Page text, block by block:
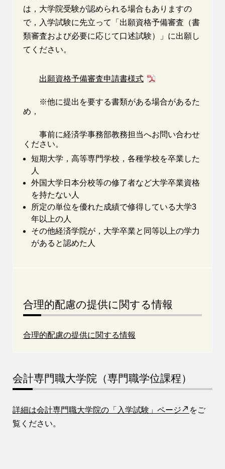
は，大学院受験が認められる場合もありますの
で，入学試験に先立って「出願資格予備審査（書
類審査および必要に応じて口述試験）」に出願し
てください。
出願資格予備審査申請書様式
※他に提出を要する書類がある場合があるた
め，
事前に経済学事務部教務担当へお問い合わせ
ください。
短期大学，高等専門学校，各種学校を卒業した
人
外国大学日本分校等の修了者など大学卒業資格
を持たない人
所定の単位を優れた成績で修得している大学3
年以上の人
その他経済学院が，大学卒業と同等以上の学力
があると認めた人
合理的配慮の提供に関する情報
合理的配慮の提供に関する情報
会計専門職大学院（専門職学位課程）
詳細は会計専門職大学院の「入学試験」ページ
をご
覧ください。